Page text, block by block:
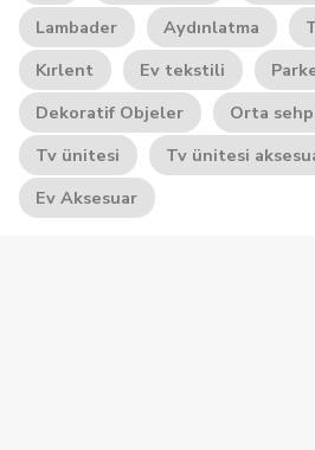
Lambader
Aydınlatma
Kırlent
Ev tekstili
Dekoratif Objeler
Orta
Tv ünitesi
Tv ünitesi
Ev Aksesuar